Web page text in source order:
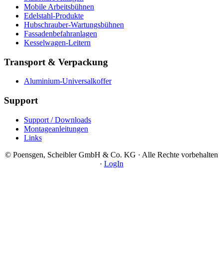
Mobile Arbeitsbühnen
Edelstahl-Produkte
Hubschrauber-Wartungsbühnen
Fassadenbefahranlagen
Kesselwagen-Leitern
Transport & Verpackung
Aluminium-Universalkoffer
Support
Support / Downloads
Montageanleitungen
Links
© Poensgen, Scheibler GmbH & Co. KG · Alle Rechte vorbehalten
· LogIn